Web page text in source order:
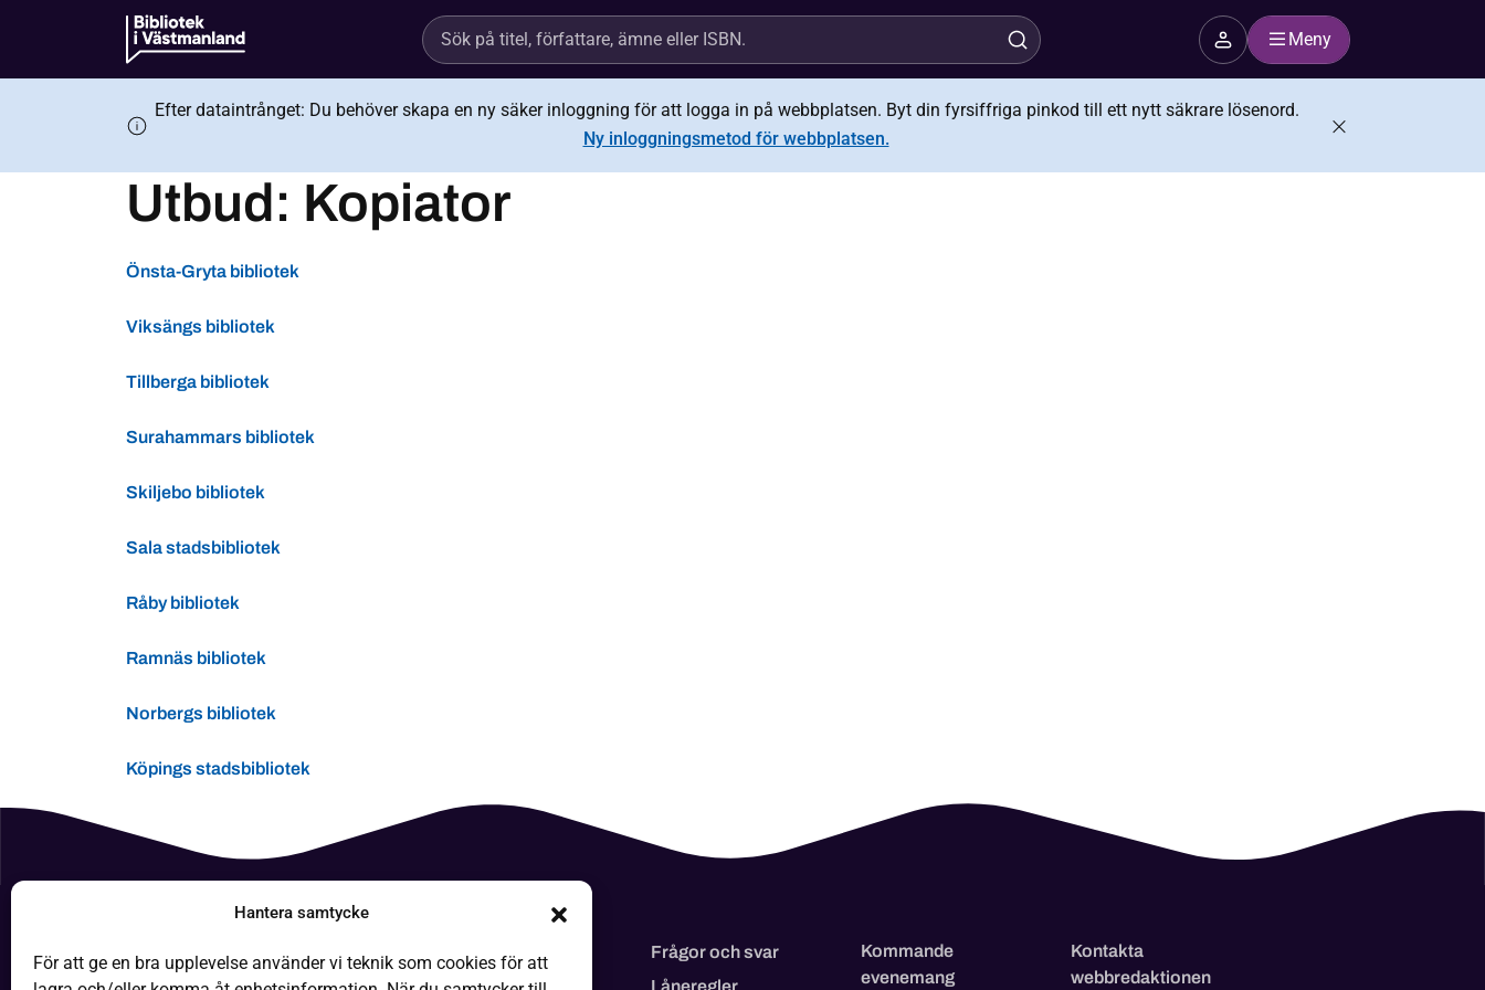
Hantera samtycke
För att ge en bra upplevelse använder vi teknik som cookies för att
Meny
Efter dataintrånget: Du behöver skapa en ny säker inloggning för att logga in på webbplatsen. Byt din fyrsiffriga pinkod till ett nytt säkrare lösenord.
Ny inloggningsmetod för webbplatsen.
Utbud: Kopiator
Önsta-Gryta bibliotek
Viksängs bibliotek
Tillberga bibliotek
Surahammars bibliotek
Skiljebo bibliotek
Sala stadsbibliotek
Råby bibliotek
Ramnäs bibliotek
Norbergs bibliotek
Köpings stadsbibliotek
Boken kommer
It-hjälp
Frågor och svar
Låneregler
Kommande
evenemang
Kontakta
webbredaktionen